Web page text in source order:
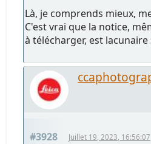
Là, je comprends mieux,
C'est vrai que la notice,
à télécharger, est
#3928 Juillet 19, 2023, 16:56:07